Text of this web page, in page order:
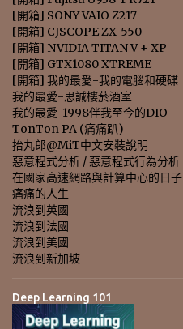
[開箱] SONY VAIO Z217
[開箱] CJSCOPE ZX-550
[開箱] NVIDIA TITAN V + XP
[開箱] GTX1080 XTREME
[開箱] 我的最愛-我的電腦和硬碟
我的最愛-思誠樓菸酒室
我的最愛-1998伴我至今的DIO
TonTon PA (痛痛趴)
抬丸郎@MiT中文安裝說明
惡意程式分析 / 惡意程式行為分析
在國家高速網路與計算中心的日子
痛痛的人生
流浪到英國
流浪到法國
流浪到美國
流浪到新加坡
Deep Learning 101